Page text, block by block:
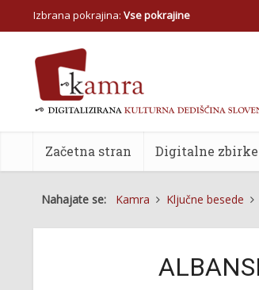
Izbrana pokrajina: Vse pokrajine
Začetna stran Digitalne zbirke
Nahajate se: Kamra Ključne besede